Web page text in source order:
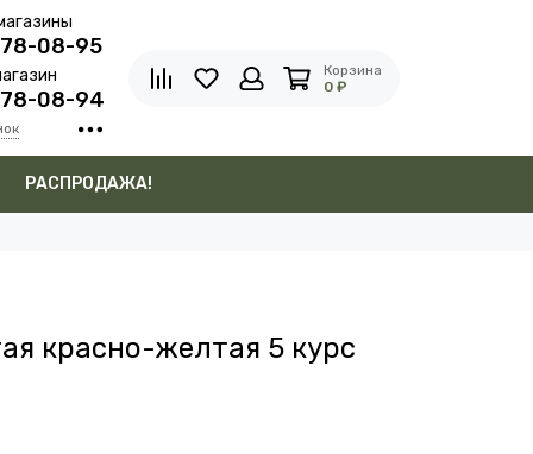
08-95
08-94
Корзина
0 ₽
РАСПРОДАЖА!
красно-желтая 5 курс